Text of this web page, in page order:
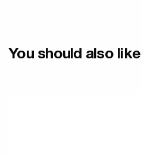
You should also like